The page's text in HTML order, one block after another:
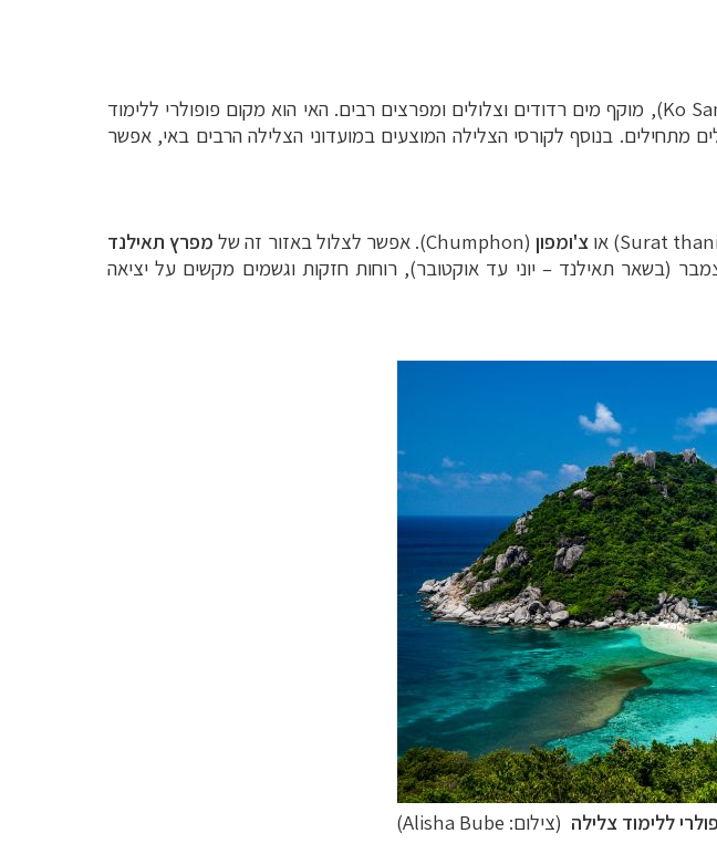
Ko), מוקף מים רדודים וצלולים ומפרצים רבים. האי הוא מקום פופולרי ללימוד
מתחילים. בנוסף לקורסי הצלילה המוצעים במועדוני הצלילה הרבים באי, אפשר
Surat) או צ'ומפון (
Chumphon). אפשר לצלול באזור זה של מפרץ תאילנד
(בשאר תאילנד – יוני עד אוקטובר), רוחות חזקות וגשמים מקשים על יציאה
ללימוד צלילה (צילום: Alisha Bube
)